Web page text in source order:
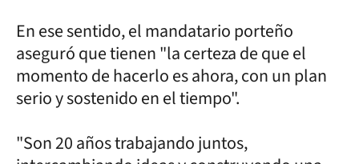
En ese sentido, el mandatario porteño
aseguró que tienen "la certeza de que el
momento de hacerlo es ahora, con un plan
serio y sostenido en el tiempo".
"Son 20 años trabajando juntos,